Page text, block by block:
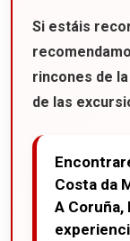
Si estáis
rincones de
de las
Costa da
A